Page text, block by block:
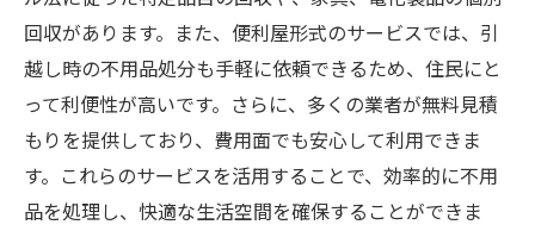
リサイクルセンターでの回収品目一覧
リサイクルセンター利用者の声
地域住民のためのリサイクルワークショッ
自治体サービスを利用した効率的な不用品回収
回収があります。また、便利屋形式のサービスでは、引
越し時の不用品処分も手軽に依頼できるため、住民にと
って利便性が高いです。さらに、多くの業者が無料見積
もりを提供しており、費用面でも安心して利用できま
す。これらのサービスを活用することで、効率的に不用
品を処理し、快適な生活空間を確保することができま